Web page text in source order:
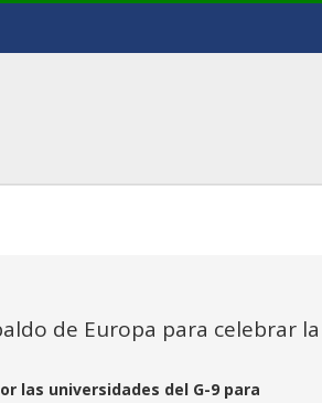
de Europa para celebrar la
las universidades del G-9 para